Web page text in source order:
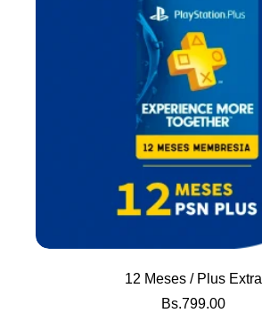
12 Meses / Plus Extra
Bs.799.00